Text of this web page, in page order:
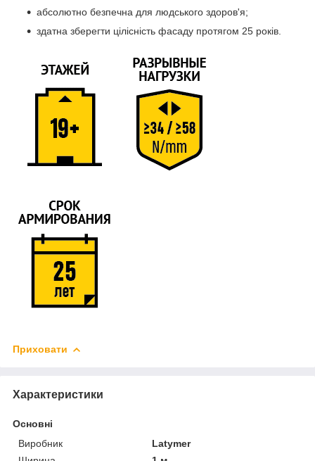
абсолютно безпечна для людського здоров'я;
здатна зберегти цілісність фасаду протягом 25 років.
Приховати
Характеристики
Основні
Виробник
Latymer